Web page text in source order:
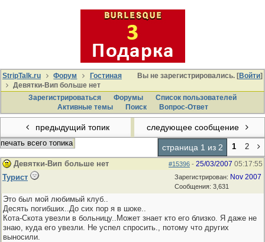
Вы не зарегистрировались. [Войти]
StripTalk.ru Форум
Гостиная
Девятки-Вип больше нет
Зарегистрироваться
Форумы
Список пользователей
Активные темы
Поиcк Вопрос-Ответ
предыдущий топик следующее сообщение
печать всего топика страница 1 из 2 1 2
#15396 - 25/03/2007 05:17:55
Девятки-Вип больше нет
Зарегистрирован: Nov 2007
Сообщения: 3,631
Турист
Это был мой любимый клуб..
Десять погибших..До сих пор я в шоке..
Кота-Скота увезли в больницу..Может знает кто его близко. Я даже не
знаю, куда его увезли. Не успел спросить., потому что других
выносили.